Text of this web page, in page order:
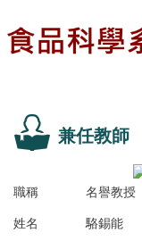
到
主
兼任教師
職稱 名譽教授
姓名 駱錫能